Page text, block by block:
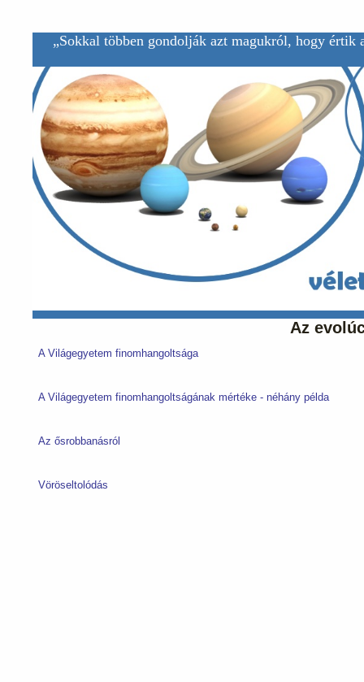
„Sokkal többen gondolják azt magukról, hogy
Az
A Világegyetem finomhangoltsága
A Világegyetem finomhangoltságának mértéke - néhány példa
Az ősrobbanásról
Vöröseltolódás